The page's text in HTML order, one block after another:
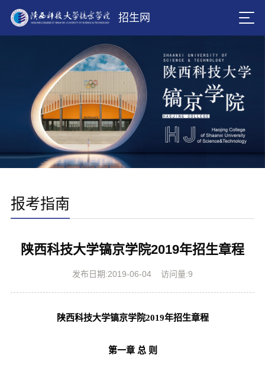
招生网
报考指南
陕西科技大学镐京学院2019年招生章程
发布日期:2019-06-04 访问量:9
陕西科技大学镐京学院2019年招生章程
第一章 总 则